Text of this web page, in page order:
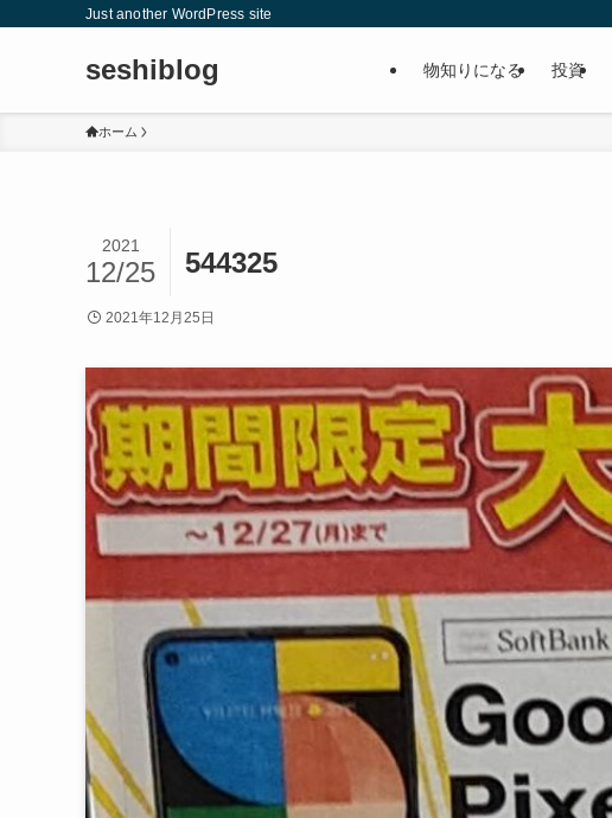
Just another WordPress site
seshiblog 物知りになる 投資
ホーム
544325
2021
12/25
2021年12月25日